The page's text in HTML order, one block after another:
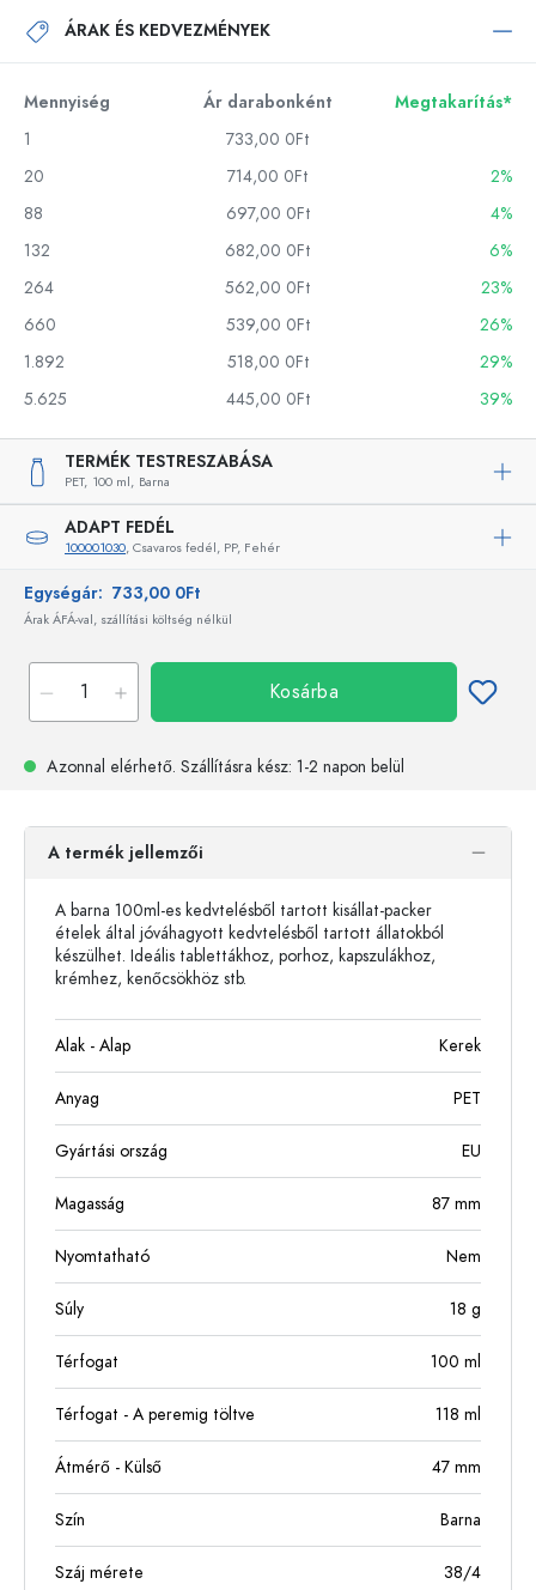
ÁRAK ÉS KEDVEZMÉNYEK
Mennyiség Ár darabonként
Megtakarítás*
1
733,00 0Ft
20
714,00 0Ft
2%
88
697,00 0Ft
4%
132
682,00 0Ft
6%
264
562,00 0Ft
23%
660
539,00 0Ft
26%
1.892
518,00 0Ft
29%
5.625
445,00 0Ft 39%
TERMÉK TESTRESZABÁSA
PET, 100 ml, Barna
ADAPT FEDÉL
100001030, Csavaros fedél, PP, Fehér
Egységár: 733,00 0Ft
Árak ÁFÁ-val, szállítási költség nélkül
Kosárba
Azonnal elérhető. Szállításra kész: 1-2 napon belül
A termék jellemzői
A barna 100ml-es kedvtelésből tartott kisállat-packer
ételek által jóváhagyott kedvtelésből tartott állatokból
készülhet. Ideális tablettákhoz, porhoz, kapszulákhoz,
krémhez, kenőcsökhöz stb.
Alak - Alap Kerek
Anyag PET
Gyártási ország EU
Magasság 87 mm
Nyomtatható Nem
Súly 18 g
Térfogat 100 ml
Térfogat - A peremig töltve 118 ml
Átmérő - Külső 47 mm
Szín Barna
Száj mérete 38/4